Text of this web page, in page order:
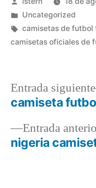
por
Publicado
en
Uncategorized
Etiquetas:
camisetas de futbol
camisetas oficiales de
de
entradas
Entrada
nigeria
Entrada siguiente
camiseta